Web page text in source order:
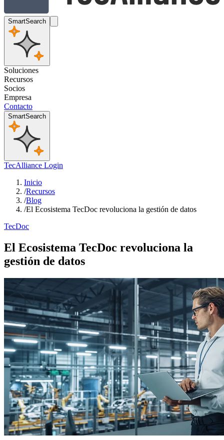
SmartSearch
Soluciones
Recursos
Socios
Empresa
Contacto
SmartSearch
TecAlliance Login
Inicio
/Recursos
/Blog
/El Ecosistema TecDoc revoluciona la gestión de datos
TecDoc
El Ecosistema TecDoc revoluciona la
gestión de datos